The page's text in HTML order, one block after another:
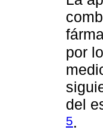
por
del
5.